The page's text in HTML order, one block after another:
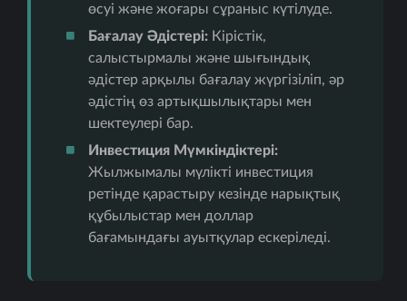
өсуі және жоғары сұраныс күтілуде.
Бағалау Әдістері:Кірістік,
салыстырмалы және шығындық
әдістер арқылы бағалау жүргізіліп, әр
әдістің өз артықшылықтары мен
шектеулері бар.
Инвестиция Мүмкіндіктері:
Жылжымалы мүлікті инвестиция
ретінде қарастыру кезінде нарықтық
құбылыстар мен доллар
бағамындағы ауытқулар ескеріледі.